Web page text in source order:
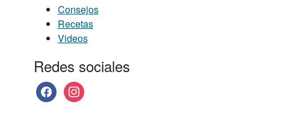
Consejos
Recetas
Videos
Redes sociales
facebookinstagram